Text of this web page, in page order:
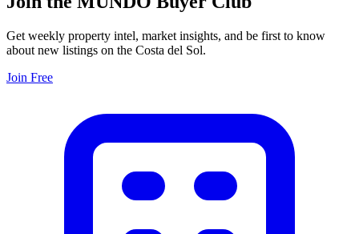
Get weekly property intel, market insights, and be first to know
about new listings on the Costa del Sol.
Join Free